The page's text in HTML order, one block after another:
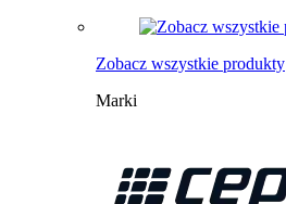
Zobacz wszystkie produkty
Marki